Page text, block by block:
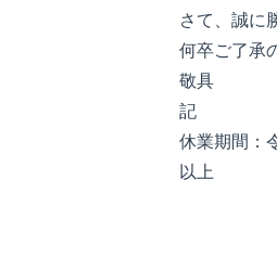
さて、誠に
何卒ご了承
敬具
記
休業期間：
以上